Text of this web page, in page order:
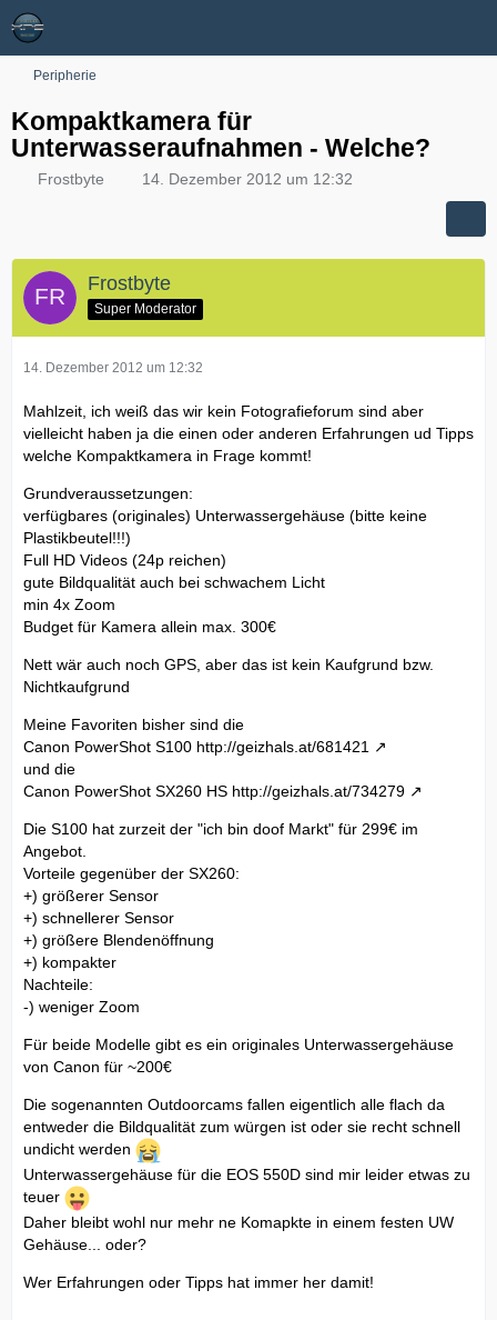
Peripherie
Kompaktkamera für
Unterwasseraufnahmen - Welche?
Frostbyte 14. Dezember 2012 um 12:32
Frostbyte
Super Moderator
14. Dezember 2012 um 12:32
Mahlzeit, ich weiß das wir kein Fotografieforum sind aber
vielleicht haben ja die einen oder anderen Erfahrungen ud Tipps
welche Kompaktkamera in Frage kommt!
Grundveraussetzungen:
verfügbares (originales) Unterwassergehäuse (bitte keine
Plastikbeutel!!!)
Full HD Videos (24p reichen)
gute Bildqualität auch bei schwachem Licht
min 4x Zoom
Budget für Kamera allein max. 300€
Nett wär auch noch GPS, aber das ist kein Kaufgrund bzw.
Nichtkaufgrund
Meine Favoriten bisher sind die
Canon PowerShot S100 http://geizhals.at/681421
und die
Canon PowerShot SX260 HS http://geizhals.at/734279
Die S100 hat zurzeit der "ich bin doof Markt" für 299€ im
Angebot.
Vorteile gegenüber der SX260:
+) größerer Sensor
+) schnellerer Sensor
+) größere Blendenöffnung
+) kompakter
Nachteile:
-) weniger Zoom
Für beide Modelle gibt es ein originales Unterwassergehäuse
von Canon für ~200€
Die sogenannten Outdoorcams fallen eigentlich alle flach da
entweder die Bildqualität zum würgen ist oder sie recht schnell
undicht werden
Unterwassergehäuse für die EOS 550D sind mir leider etwas zu
teuer
Daher bleibt wohl nur mehr ne Komapkte in einem festen UW
Gehäuse... oder?
Wer Erfahrungen oder Tipps hat immer her damit!